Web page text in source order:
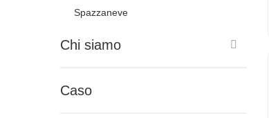
Spazzaneve
Chi siamo
Caso